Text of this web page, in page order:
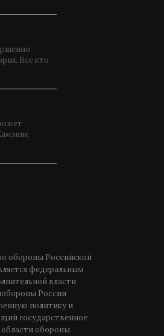
Все кто
обороны Российской
федеральным
власти
России
политику и
государственное
области обороны